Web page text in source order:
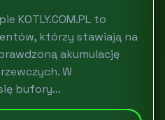
KOTLY.COM.PL to
którzy stawiają na
akumulację
W
bufory...